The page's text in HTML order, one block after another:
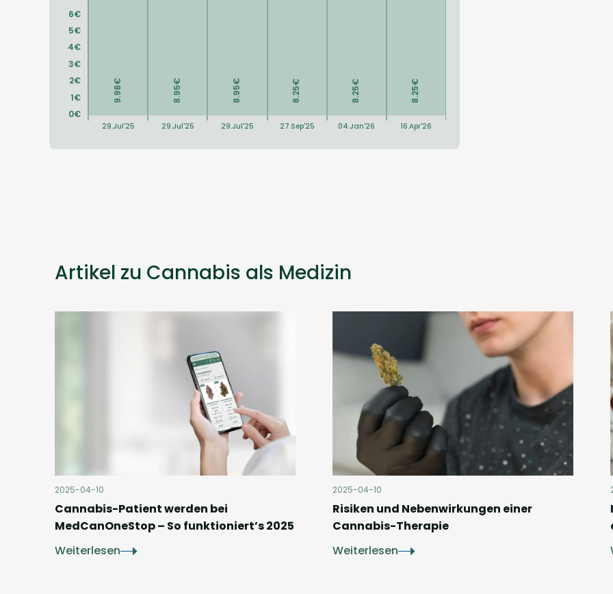
Artikel zu Cannabis als Medizin
2025-04-10
Cannabis-Patient werden bei
MedCanOneStop – So funktioniert’s 2025
Weiterlesen
2025-04-10
Risiken und Nebenwirkungen einer
Cannabis-Therapie
Weiterlesen